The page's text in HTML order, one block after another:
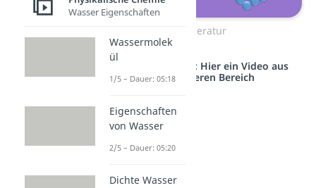
Temperatur
Studyflix vernetzt: Hier ein Video aus
einem anderen Bereich
Wasser Eigenschaften
Wassermolek
ül
1/5 – Dauer: 05:18
Eigenschaften
von Wasser
2/5 – Dauer: 05:20
Dichte Wasser